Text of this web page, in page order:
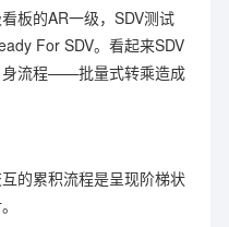
板的AR一级，SDV测试
For SDV。看起来SDV
身流程——批量式转乘造成
的累积流程是呈现阶梯状